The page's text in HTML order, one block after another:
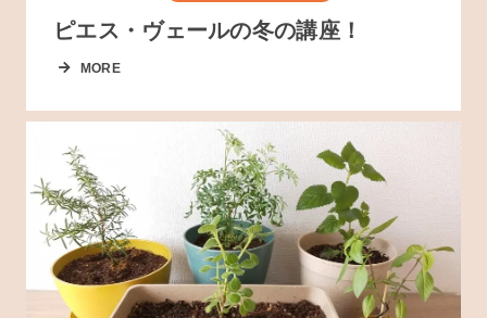
ピエス・ヴェールの冬の講座！
MORE